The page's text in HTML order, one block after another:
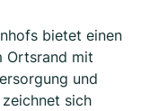
bietet einen
Ortsrand mit
und
sich